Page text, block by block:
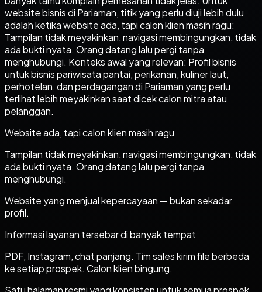
website bisnis di Pariaman, titik yang perlu diuji lebih dulu
adalah ketika website ada, tapi calon klien masih ragu:
Tampilan tidak meyakinkan, navigasi membingungkan, tidak
ada bukti nyata. Orang datang lalu pergi tanpa
menghubungi. Konteks awal yang relevan: Profil bisnis
untuk bisnis pariwisata pantai, perikanan, kuliner laut,
perhotelan, dan perdagangan di Pariaman yang perlu
terlihat lebih meyakinkan saat dicek calon mitra atau
pelanggan.
Website ada, tapi calon klien masih ragu
Tampilan tidak meyakinkan, navigasi membingungkan, tidak
ada bukti nyata. Orang datang lalu pergi tanpa
menghubungi.
Website yang menjual kepercayaan — bukan sekadar
profil.
Informasi layanan tersebar di banyak tempat
PDF, Instagram, chat panjang. Tim sales kirim file berbeda
ke setiap prospek. Calon klien bingung.